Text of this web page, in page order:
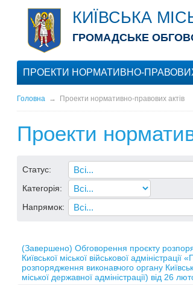
КИЇВСЬКА
ГРОМАДСЬКЕ
ПРОЕКТИ НОРМАТИВНО-
Головна→ Проекти нормативно-правових актів
Проекти
Статус:
Категорія:
Напрямок:
(Завершено) Обговорення проєкту
Київської міської військової
розпорядження виконавчого органу
міської державної адміністрації) від 26